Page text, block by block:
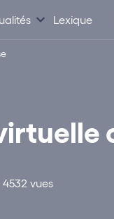
Lexique
4532 vues